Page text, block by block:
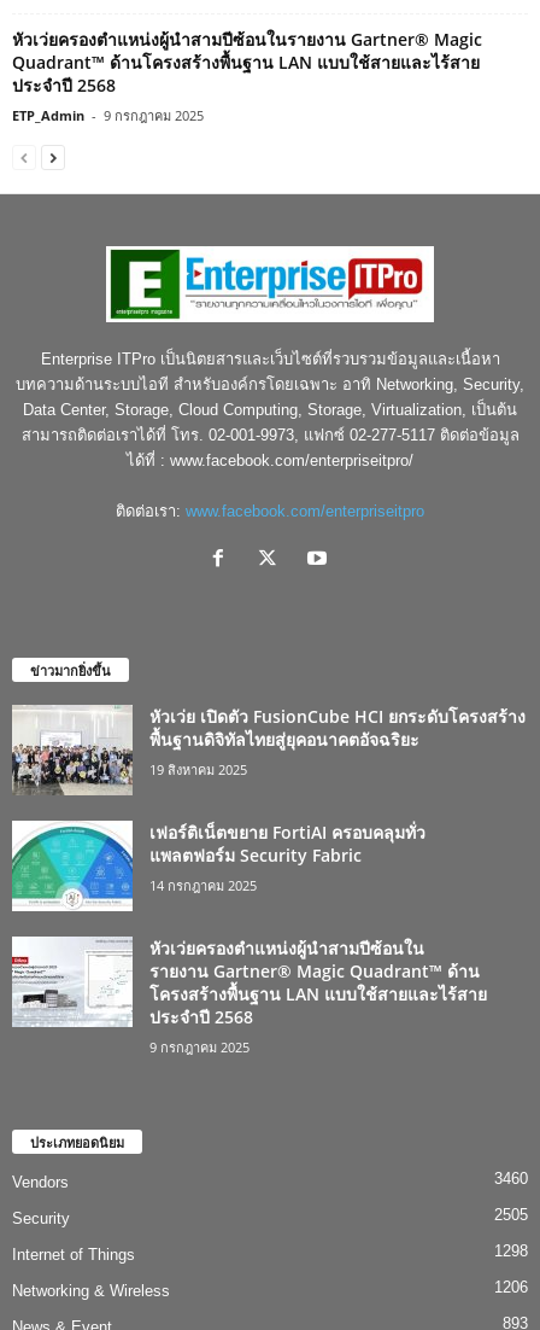
หัวเว่ยครองตำแหน่งผู้นำสามปีซ้อนในรายงาน Gartner® Magic
Quadrant™ ด้านโครงสร้างพื้นฐาน LAN แบบใช้สายและไร้สาย
ประจำปี 2568
ETP_Admin - 9 กรกฎาคม 2025
Enterprise ITPro เป็นนิตยสารและเว็บไซต์ที่รวบรวมข้อมูลและเนื้อหา
บทความด้านระบบไอที สำหรับองค์กรโดยเฉพาะ อาทิ Networking, Security,
Data Center, Storage, Cloud Computing, Storage, Virtualization, เป็นต้น
สามารถติดต่อเราได้ที่ โทร. 02-001-9973, แฟกซ์ 02-277-5117 ติดต่อข้อมูล
ได้ที่ : www.facebook.com/enterpriseitpro/
ติดต่อเรา: www.facebook.com/enterpriseitpro
ข่าวมากยิ่งขึ้น
หัวเว่ย เปิดตัว FusionCube HCI ยกระดับโครงสร้าง
พื้นฐานดิจิทัลไทยสู่ยุคอนาคตอัจฉริยะ
19 สิงหาคม 2025
เฟอร์ติเน็ตขยาย FortiAI ครอบคลุมทั่ว
แพลตฟอร์ม Security Fabric
14 กรกฎาคม 2025
หัวเว่ยครองตำแหน่งผู้นำสามปีซ้อนใน
รายงาน Gartner® Magic Quadrant™ ด้าน
โครงสร้างพื้นฐาน LAN แบบใช้สายและไร้สาย
ประจำปี 2568
9 กรกฎาคม 2025
ประเภทยอดนิยม
Vendors 3460
Security 2505
Internet of Things 1298
Networking & Wireless 1206
893